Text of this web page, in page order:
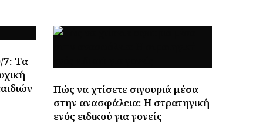
7: Tα
Πώς να χτίσετε σιγουριά μέσα
στην ανασφάλεια: Η στρατηγική
ενός ειδικού για γονείς